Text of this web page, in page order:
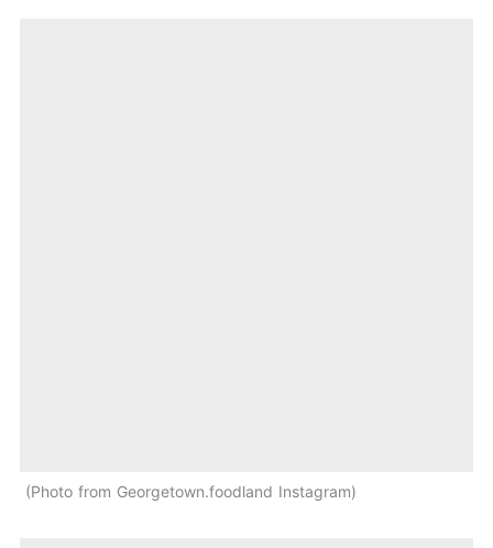
Photo from Georgetown.foodland Instagram